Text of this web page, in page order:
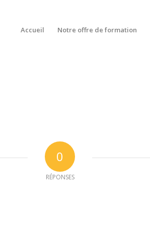
Accueil Notre offre de formation
0
RÉPONSES